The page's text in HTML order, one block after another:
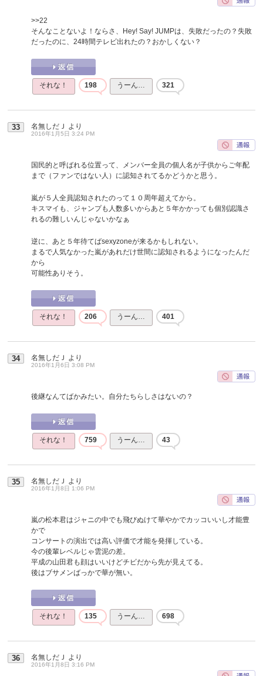
>>22
そんなことないよ！ならさ、Hey! Say! JUMPは、失敗だったの？失敗
だったのに、24時間テレビ出れたの？おかしくない？
それな！ 198 うーん… 321
33 名無しだＪ より
2016年1月5日 3:24 PM
国民的と呼ばれる位置って、メンバー全員の個人名が子供からご年配
まで（ファンではない人）に認知されてるかどうかと思う。
嵐が５人全員認知されたのって１０周年超えてから。
キスマイも、ジャンプも人数多いからあと５年かかっても個別認識さ
れるの難しいんじゃないかなぁ
逆に、あと５年待てばsexyzoneが来るかもしれない。
まるで人気なかった嵐があれだけ世間に認知されるようになったんだ
から
可能性ありそう。
それな！ 206 うーん… 401
34 名無しだＪ より
2016年1月6日 3:08 PM
後継なんてばかみたい。自分たちらしさはないの？
それな！ 759 うーん… 43
35 名無しだＪ より
2016年1月8日 1:06 PM
嵐の松本君はジャニの中でも飛びぬけて華やかでカッコいいし才能豊
かで
コンサートの演出では高い評価で才能を発揮している。
今の後輩レベルじゃ雲泥の差。
平成の山田君も顔はいいけどチビだから先が見えてる。
後はブサメンばっかで華が無い。
それな！ 135 うーん… 698
36 名無しだＪ より
2016年1月8日 3:16 PM